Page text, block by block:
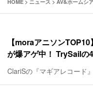
HOME > ニュース > AV&ホームシ
【moraアニソン
が爆アゲ中！ TrySailの
ClariSの『マギアレコード